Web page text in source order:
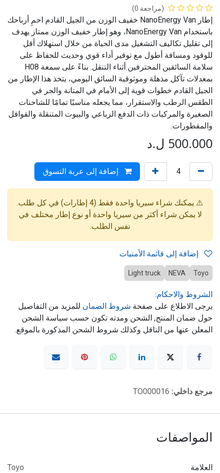
(مراجعة 0)
إطار NanoEnergy Van خفيف الوزن من الجيل القادم احمِ أرباحك
باستخدام NanoEnergy Van، وهو إطار خفيف الوزن ممتاز يهدف
إلى تقليل تكاليف التشغيل مدى الحياة من خلال استهلاك أقل
للوقود ومسافة أطول مع توفير أداء قوي وحديث للحفاظ على
سلامة السائقين المحترفين أثناء التنقل. بناءً على سمعة H08
بمعدلات تآكل مذهلة وموثوقية السائق اليومي، يتخذ هذا الإطار من
الجيل القادم خطوات قوية إلى الأمام في المتانة والجر في
الطقس الرطب والاستقرار، مما يجعله مناسبًا تمامًا للشاحنات
الصغيرة والمركبات ذات الدفع الرباعي والبيوت المتنقلة والقوافل
والمقطورات.
500.000 ل.د
إضافة إلى عربة التسوق
⚠️ يمكنك شراء سيريا واحدة فقط (4 إطارات) في كل طلب.
لا يمكن شراء أكثر من سيريا واحدة أو نوع إطار مختلف في
نفس الطلب.
Toyo
NEVA
Light truck
الشروط والاحكام:
يرجى الاطلاع على صفحة شروط الضمان للمزيد من التفاصيل
حول ضمان المنتج, الشحن ومدته تكون حسب سياسة الشحن
المعلن عنها من الناقل وكذلك شروط الشحن المذكورة بالموقع.
مرجع داخلي: TO000016
المواصفات
العلامة
Toyo